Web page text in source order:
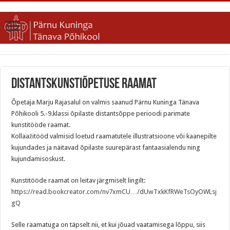
Distantskunstiõpetuse raamat
Õpetaja Marju Rajasalul on valmis saanud Pärnu Kuninga Tänava
Põhikooli 5.-9.klassi õpilaste distantsõppe perioodi parimate
kunstitööde raamat.
Kollaažitööd valmisid loetud raamatutele illustratsioone või kaanepilte
kujundades ja näitavad õpilaste suurepärast fantaasialendu ning
kujundamisoskust.
Kunstitööde raamat on leitav järgmiselt lingilt:
https://read.bookcreator.com/nv7xmCU…/dUwTxkKfRWeTsOyOWLsj
gQ
Selle raamatuga on täpselt nii, et kui jõuad vaatamisega lõppu, siis